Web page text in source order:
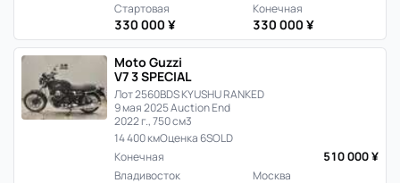
Стартовая
330 000 ¥
Конечная
330 000 ¥
Moto Guzzi
V7 3 SPECIAL
Лот 2560BDS KYUSHU RANKED
9 мая 2025 Auction End
2022 г., 750 см3
14 400 кмОценка 6SOLD
Конечная
510 000 ¥
Владивосток Москва